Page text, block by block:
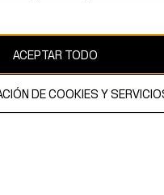
ACEPTAR TODO
DE COOKIES Y